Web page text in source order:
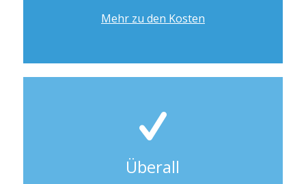
Mehr zu den Kosten
Überall